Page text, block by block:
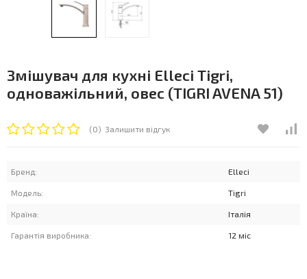
Змішувач для кухні Elleci Tigri,
одноважільний, овес (TIGRI AVENA 51)
(0) Залишити відгук
Бренд: Elleci
Модель: Tigri
Країна: Італія
Гарантія виробника: 12 міс